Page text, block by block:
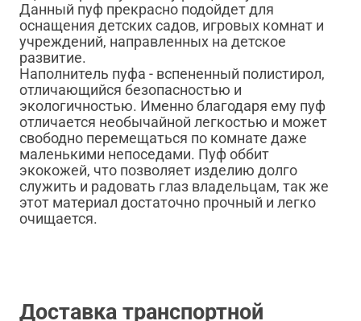
Данный пуф прекрасно подойдет для
оснащения детских садов, игровых комнат и
учреждений, направленных на детское
развитие.
Наполнитель пуфа - вспененный полистирол,
отличающийся безопасностью и
экологичностью. Именно благодаря ему пуф
отличается необычайной легкостью и может
свободно перемещаться по комнате даже
маленькими непоседами. Пуф оббит
экокожей, что позволяет изделию долго
служить и радовать глаз владельцам, так же
этот материал достаточно прочный и легко
очищается.
Доставка транспортной